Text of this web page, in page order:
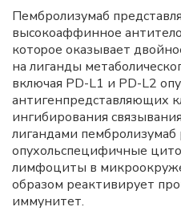
Пембролизумаб
высокоаффинное
котоpoe оказывает
на лиганды
включая PD-L1 и PD-L2
антигенпредставляющих
ингибирования
лигандами пембролизумаб
опухольспецифичные
лимфоциты в
образом реактивирует
иммунитет.